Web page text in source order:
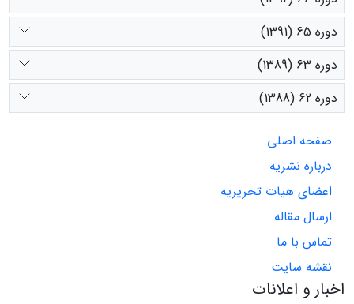
دوره 65 (1391)
دوره 63 (1389)
دوره 62 (1388)
صفحه اصلی
درباره نشریه
اعضای هیات تحریریه
ارسال مقاله
تماس با ما
نقشه سایت
اخبار و اعلانات